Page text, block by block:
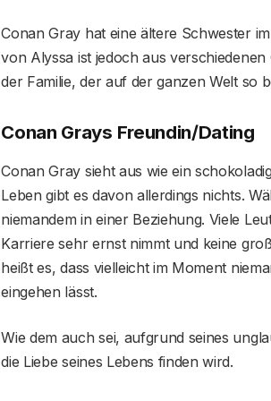
Conan Gray hat eine ältere Schwester
von Alyssa ist jedoch aus
der Familie, der auf der ganzen Welt so
Conan Grays Freundin/Dating
Conan Gray sieht aus wie ein
Leben gibt es davon allerdings nichts.
niemandem in einer Beziehung. Viele
Karriere sehr ernst nimmt und keine
heißt es, dass vielleicht im Moment
eingehen lässt.
Wie dem auch sei, aufgrund seines
die Liebe seines Lebens finden wird.